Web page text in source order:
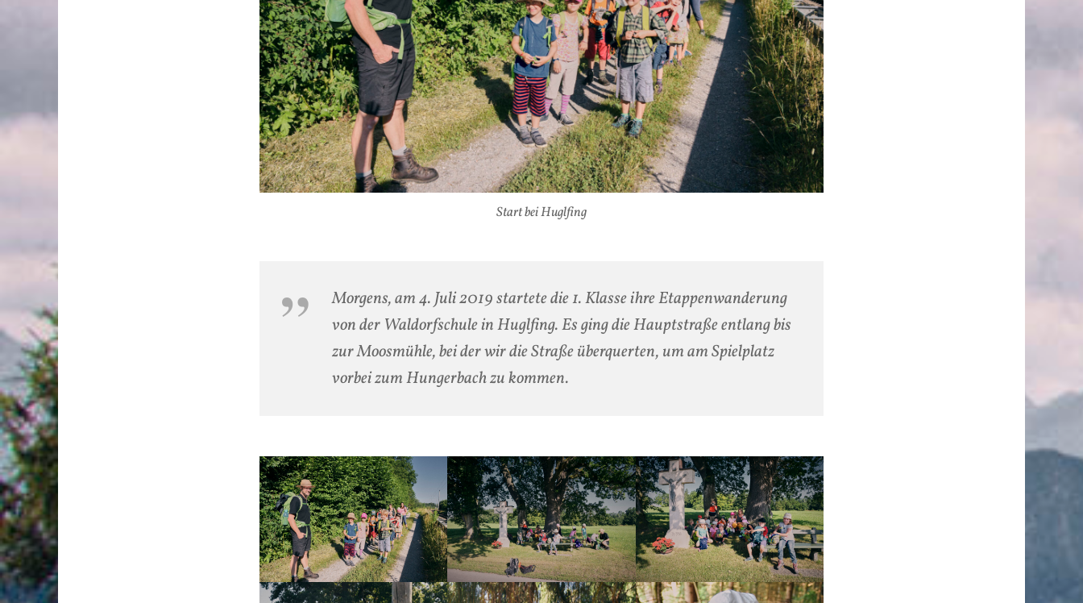
Start bei Huglfing
Morgens, am 4. Juli 2019 startete die 1. Klasse ihre Etappenwanderung
von der Waldorfschule in Huglfing. Es ging die Hauptstraße entlang bis
zur Moosmühle, bei der wir die Straße überquerten, um am Spielplatz
vorbei zum Hungerbach zu kommen.